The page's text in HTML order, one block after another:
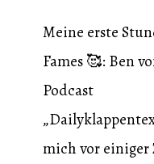
Meine erste
Fames 🥰: Ben
Podcast
mich vor einiger